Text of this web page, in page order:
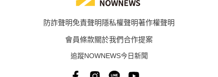
防詐聲明免責聲明隱私權聲明著作權聲明
會員條款關於我們合作提案
追蹤NOWNEWS今日新聞